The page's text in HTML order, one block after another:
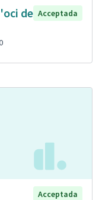
de Acceptada
Acceptada